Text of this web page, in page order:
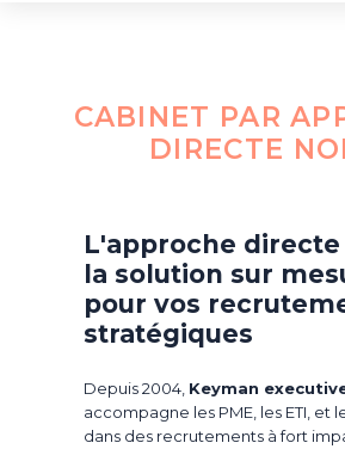
CABINET PAR
DIRECTE
L'approche directe
la solution sur
pour vos
stratégiques
Depuis 2004, Keyman
accompagne les PME, les ETI, et
dans des recrutements à fort